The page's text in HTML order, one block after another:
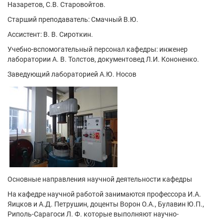
Назаретов, С.В. Старовойтов.
Старший преподаватель: Смачный В.Ю.
Ассистент: В. В. Сироткин.
Учебно-вспомогательный персонал кафедры: инженер
лаборатории А. В. Толстов, документовед Л.И. Кононенко.
Заведующий лабораторией А.Ю. Носов
Основные направления научной деятельности кафедры
На кафедре научной работой занимаются профессора И.А.
Яицков и А.Д. Петрушин, доценты Ворон О.А., Булавин Ю.П.,
Риполь-Сарагоси Л. Ф. которые выполняют научно-